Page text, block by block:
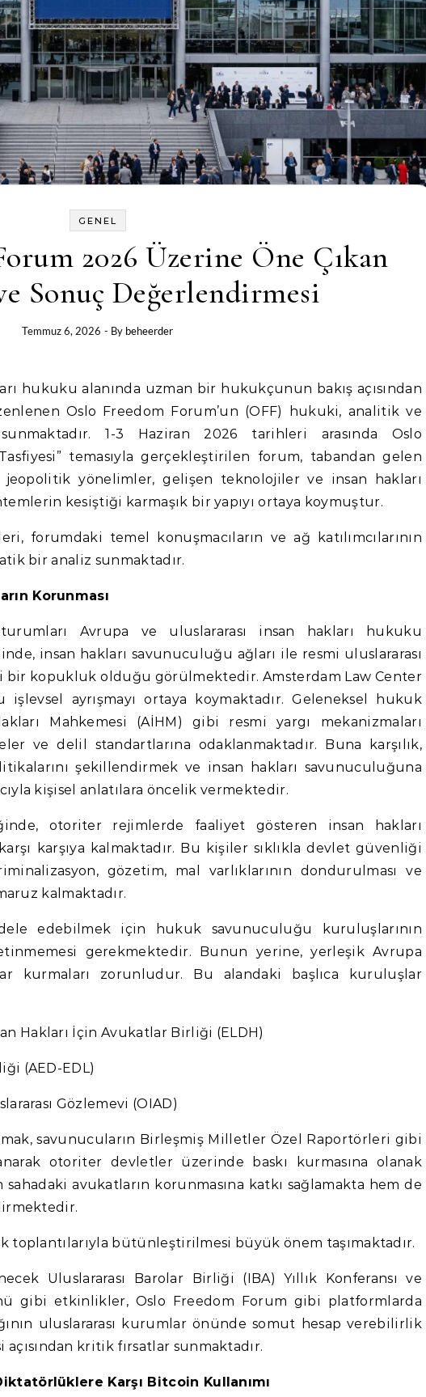
GENEL
2026 Üzerine Öne Çıkan
Sonuç Değerlendirmesi
Temmuz 6, 2026 - By beheerder
Oslo Freedom Forum’un (OFF) hukuki, analitik ve
1-3 Haziran 2026 tarihleri arasında Oslo
temasıyla gerçekleştirilen forum, tabandan gelen
jeopolitik yönelimler, gelişen teknolojiler ve insan hakları
kesiştiği karmaşık bir yapıyı ortaya koymuştur.
forumdaki temel konuşmacıların ve ağ katılımcılarının
bir analiz sunmaktadır.
Korunması
Avrupa ve uluslararası insan hakları hukuku
insan hakları savunuculuğu ağları ile resmi uluslararası
bir kopukluk olduğu görülmektedir. Amsterdam Law Center
ayrışmayı ortaya koymaktadır. Geleneksel hukuk
Mahkemesi (AİHM) gibi resmi yargı mekanizmaları
ve delil standartlarına odaklanmaktadır. Buna karşılık,
şekillendirmek ve insan hakları savunuculuğuna
kişisel anlatılara öncelik vermektedir.
otoriter rejimlerde faaliyet gösteren insan hakları
karşıya kalmaktadır. Bu kişiler sıklıkla devlet güvenliği
gözetim, mal varlıklarının dondurulması ve
kalmaktadır.
edebilmek için hukuk savunuculuğu kuruluşlarının
gerekmektedir. Bunun yerine, yerleşik Avrupa
kurmaları zorunludur. Bu alandaki başlıca kuruluşlar
Hakları İçin Avukatlar Birliği (ELDH)
(AED-EDL)
Gözlemevi (OIAD)
savunucuların Birleşmiş Milletler Özel Raportörleri gibi
otoriter devletler üzerinde baskı kurmasına olanak
avukatların korunmasına katkı sağlamakta hem de
toplantılarıyla bütünleştirilmesi büyük önem taşımaktadır.
Uluslararası Barolar Birliği (IBA) Yıllık Konferansı ve
gibi etkinlikler, Oslo Freedom Forum gibi platformlarda
uluslararası kurumlar önünde somut hesap verebilirlik
kritik fırsatlar sunmaktadır.
Karşı Bitcoin Kullanımı